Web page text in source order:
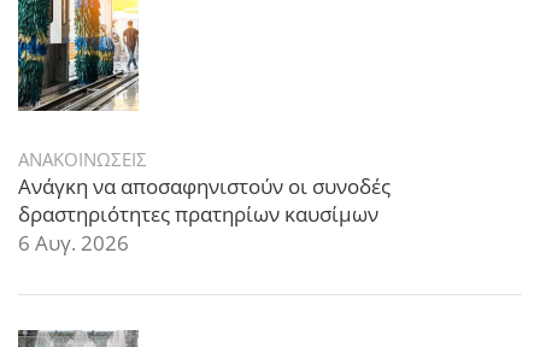
ΑΝΑΚΟΙΝΩΣΕΙΣ
Ανάγκη να αποσαφηνιστούν οι συνοδές
δραστηριότητες πρατηρίων καυσίμων
6 Αυγ. 2026